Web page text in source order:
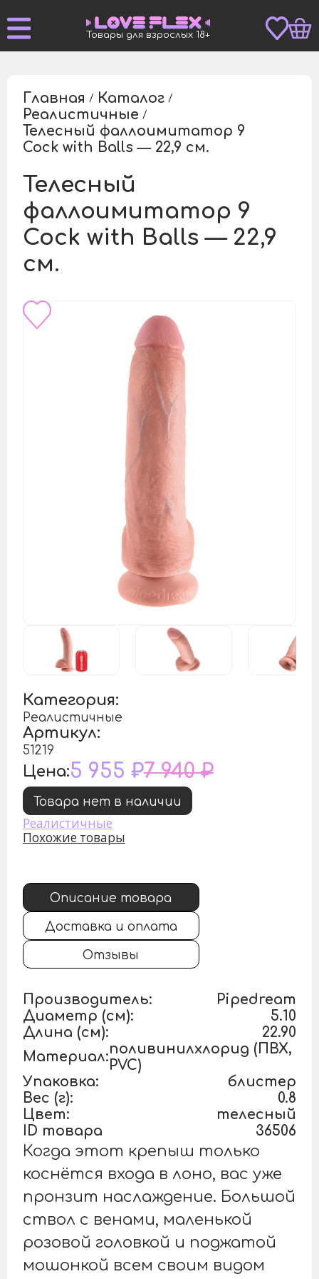
Товары для взрослых 18+
Главная / Каталог /
Реалистичные /
Телесный фаллоимитатор 9
Cock with Balls — 22,9 см.
Телесный
фаллоимитатор 9
Cock with Balls — 22,9
см.
Категория:
Реалистичные
Артикул:
51219
Цена:5 955 ₽7 940 ₽
Товара нет в наличии
Реалистичные
Похожие товары
Описание товара
Доставка и оплата
Отзывы
Производитель:
Pipedream
Диаметр (см):
5.10
Длина (см):
22.90
Материал:
поливинилхлорид (ПВХ,
PVC)
Упаковка:
блистер
Вес (г):
0.8
Цвет:
телесный
ID товара
36506
Когда этот крепыш только
коснётся входа в лоно, вас уже
пронзит наслаждение. Большой
ствол с венами, маленькой
розовой головкой и поджатой
мошонкой всем своим видом